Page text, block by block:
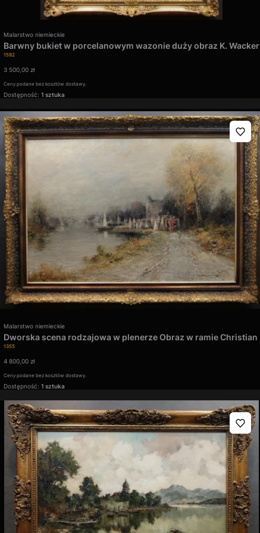
Kod produktu
1592
Barwny bukiet w porcelanowym wazonie duży obraz K. Wacker
Producent
Malarstwo niemieckie
Cena
3 500,00 zł
Ceny podane bez kosztów dostawy.
Dostępność: 1 sztuka
Kod produktu
1355
Dworska scena rodzajowa w plenerze Obraz w ramie Christian
Stemmeler
Producent
Malarstwo niemieckie
Cena
4 800,00 zł
Ceny podane bez kosztów dostawy.
Dostępność: 1 sztuka